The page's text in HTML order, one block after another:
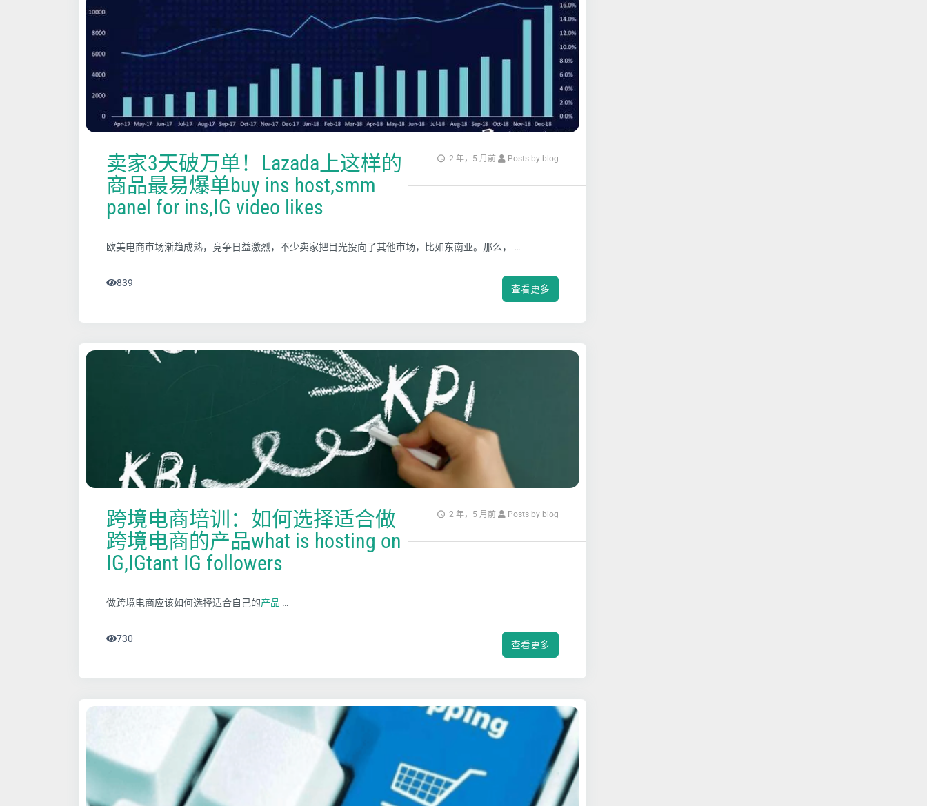
2 年，5 月前 Posts by blog
卖家3天破万单！Lazada上这样的
商品最易爆单buy ins host,smm
panel for ins,IG video likes
欧美电商市场渐趋成熟，竞争日益激烈，不少卖家把目光投向了其他市场，比如东南亚。那么， …
查看更多
839
2 年，5 月前 Posts by blog
跨境电商培训：如何选择适合做
跨境电商的产品what is hosting on
IG,IGtant IG followers
做跨境电商应该如何选择适合自己的产品 …
查看更多
730